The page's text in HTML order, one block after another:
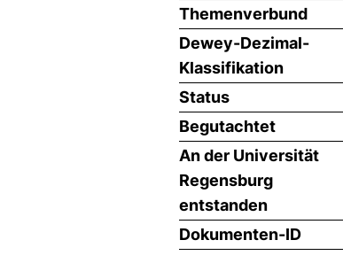
Themenverbund
Dewey-Dezimal-
Klassifikation
Status
Begutachtet
An der Universität
Regensburg
entstanden
Dokumenten-ID